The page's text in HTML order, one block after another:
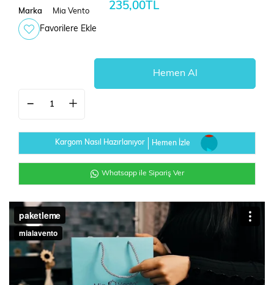
Marka Mia Vento 235,00TL
Favorilere Ekle
Kargom Nasıl Hazırlanıyor Hemen İzle
Whatsapp ile Sipariş Ver